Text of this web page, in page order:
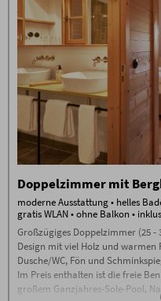
Doppelzimmer mit
moderne Ausstattung • helles
gratis WLAN • ohne Balkon •
Großzügiges Doppelzimmer (25
Design mit viel Holz und
Dusche/WC, Fön und
Im Preis enthalten ist die freie
großem Ganzjahres-Sole-Pool,